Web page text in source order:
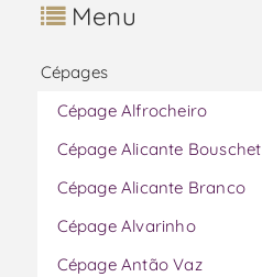
Menu
Cépages
Cépage Alfrocheiro
Cépage Alicante Bouschet
Cépage Alicante Branco
Cépage Alvarinho
Cépage Antão Vaz